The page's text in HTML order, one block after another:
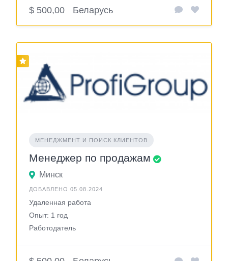
$ 500,00 Беларусь
МЕНЕДЖМЕНТ И ПОИСК КЛИЕНТОВ
Менеджер по продажам
Минск
ДОБАВЛЕНО 05.08.2024
Удаленная работа
Опыт: 1 год
Работодатель